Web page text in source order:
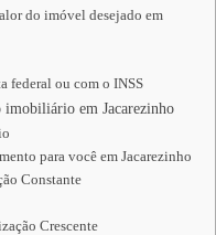
do imóvel desejado em
federal ou com o INSS
imobiliário em Jacarezinho
para você em Jacarezinho
Constante
Crescente